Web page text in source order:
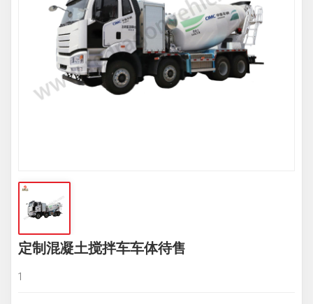
定制混凝土搅拌车车体待售
1